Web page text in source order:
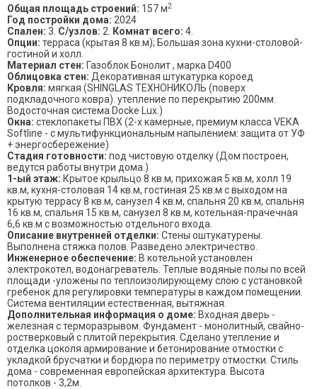
Общая площадь строений: 157 м2
Год постройки дома: 2024
Спален: 3. С/узлов: 2. Комнат всего: 4.
Опции: терраса (крытая 8 кв.м); Большая зона кухни-столовой-
гостиной и холл.
Материал стен: Газоблок Бонолит , марка D400
Облицовка стен: Декоративная штукатурка короед
Кровля: мягкая (SHINGLAS ТЕХНОНИКОЛЬ (поверх
подкладочного ковра). утепление по перекрытию 200мм.
Водосточная система Docke Lux.)
Окна: стеклопакеты ПВХ (2-х камерные, премиум класса VЕКА
Sоftlinе - с мультифункциональным напылением: защита от УФ
+ энергосбережение)
Стадия готовности: под чистовую отделку (Дом построен,
ведутся работы внутри дома.)
1-ый этаж: Крытое крыльцо 8 кв.м, прихожая 5 кв.м, холл 19
кв.м, кухня-столовая 14 кв.м, гостиная 25 кв.м с выходом на
крытую террасу 8 кв.м, санузел 4 кв.м, спальня 20 кв.м, спальня
16 кв.м, спальня 15 кв.м, санузел 8 кв.м, котельная-прачечная
6,6 кв.м с возможностью отдельного входа.
Описание внутренней отделки: Стены оштукатурены.
Выполнена стяжка полов. Разведено электричество.
Инженерное обеспечение: В котельной установлен
электрокотел, водонагреватель. Теплые водяные полы по всей
площади -уложены по теплоизолирующему слою с установкой
гребенок для регулировки температуры в каждом помещении.
Система вентиляции естественная, вытяжная.
Дополнительная информация о доме: Входная дверь -
железная с терморазрывом. Фундамент - монолитный, свайно-
ростверковый с плитой перекрытия. Сделано утепление и
отделка цоколя армирование и бетонирование отмостки с
укладкой брусчатки и бордюра по периметру отмостки. Стиль
дома - современная европейская архитектура. Высота
потолков - 3,2м.